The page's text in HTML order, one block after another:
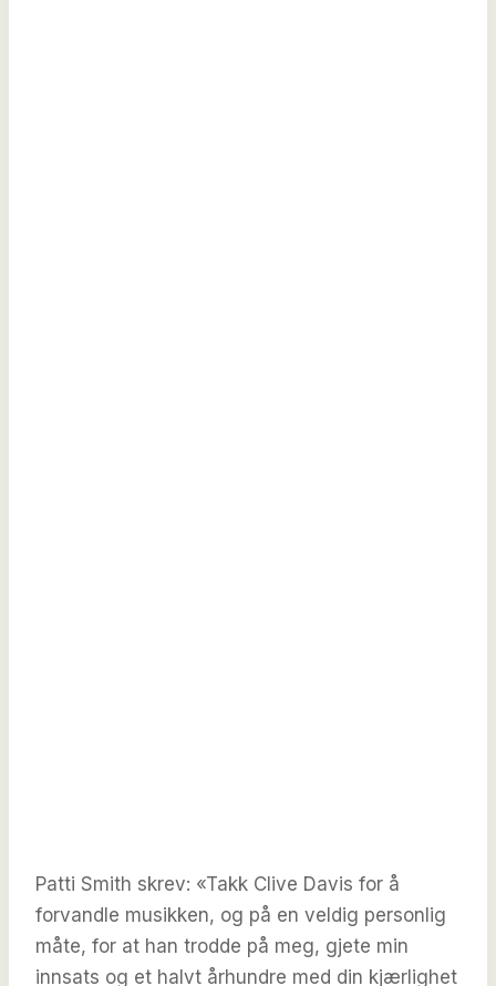
Patti Smith skrev: «Takk Clive Davis for å
forvandle musikken, og på en veldig personlig
måte, for at han trodde på meg, gjete min
innsats og et halvt århundre med din kjærlighet